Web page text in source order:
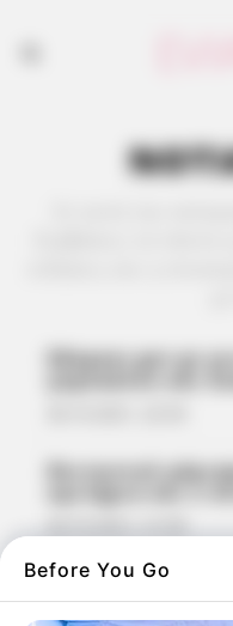
Edupass gov gr
Κοινωνικό
Προνοιακά
Πότε θα
Before You Go